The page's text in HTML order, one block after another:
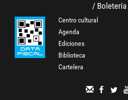
/
Centro cultural
Agenda
Ediciones
Biblioteca
Cartelera